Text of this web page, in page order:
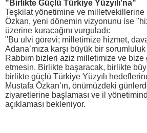
"Birlikte Güçlü Türkiye Yüzyılı'na"
Teşkilat yönetimine ve milletvekillerine
Özkan, yeni dönemin vizyonunu ise
üzerine kuracağını vurguladı:
"Bu ulvi görevi; milletimize hizmet,
Adana’mıza karşı büyük bir
Rabbim bizleri aziz milletimize ve
etmesin. Birlikte başaracak, birlikte
birlikte güçlü Türkiye Yüzyılı
Mustafa Özkan’ın, önümüzdeki
ziyaretlerine başlaması ve il
açıklaması bekleniyor.